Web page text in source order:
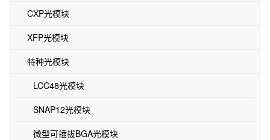
CXP光模块
XFP光模块
特种光模块
LCC48光模块
SNAP12光模块
微型可插拔BGA光模块